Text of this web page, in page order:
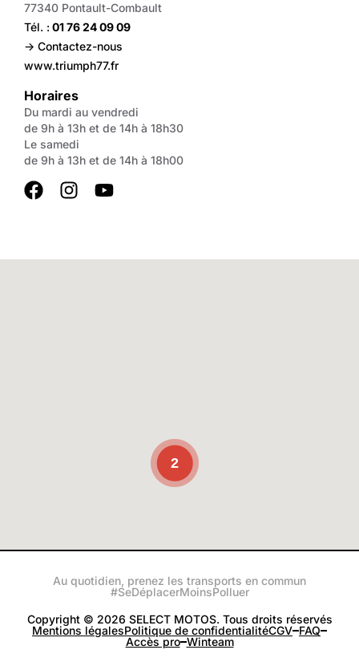
77340 Pontault-Combault
Tél. : 01 76 24 09 09
-> Contactez-nous
www.triumph77.fr
Horaires
Du mardi au vendredi
de 9h à 13h et de 14h à 18h30
Le samedi
de 9h à 13h et de 14h à 18h00
2
Au quotidien, prenez les transports en commun
#SeDéplacerMoinsPolluer
Copyright © 2026 SELECT MOTOS. Tous droits réservés
Mentions légalesPolitique de confidentialitéCGV FAQ
Accès pro Winteam